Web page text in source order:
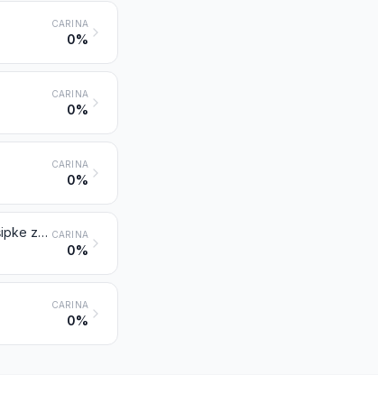
CARINA
0%
CARINA
0%
CARINA
0%
Ostale šipke od ostalih legiranih čelika; profili od ostalih legiranih čelika; šuplje šipke za bušenje od legiranog ili nelegiranog čelika CARINA
0%
CARINA
0%